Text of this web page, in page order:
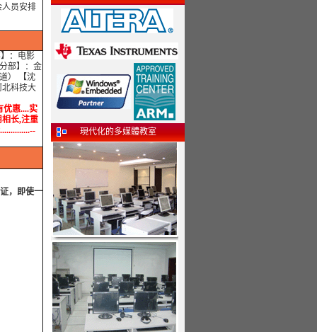
現代化的多媒體教室
员安排
：电影
部】：金
） 【沈
科技大
优惠....实
长,注重
，即使一